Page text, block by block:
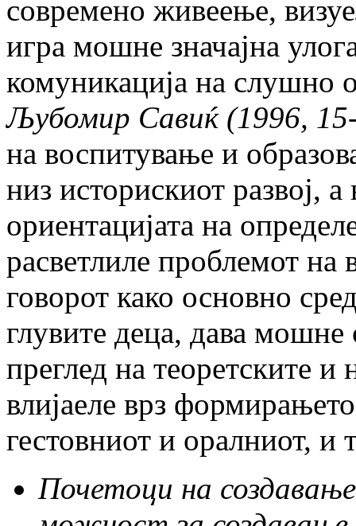
современо живеење,
игра мошне значајна
комуникација на слушно
Љубомир Савиќ (1996,
на воспи­ту­вање и
низ историскиот развој, а
ориентацијата на
расветлиле проблемот на
говорот како основно
глувите деца, дава
преглед на теоретските
влијаеле врз
гестовниот и оралниот, и
Почетоци на